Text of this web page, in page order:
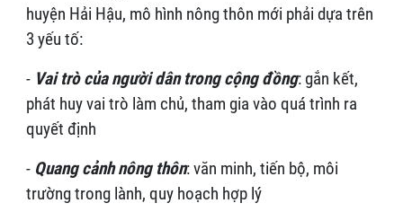
huyện Hải Hậu, mô hình nông thôn mới phải dựa trên
3 yếu tố:
- Vai trò của người dân trong cộng đồng: gắn kết,
phát huy vai trò làm chủ, tham gia vào quá trình ra
quyết định
- Quang cảnh nông thôn: văn minh, tiến bộ, môi
trường trong lành, quy hoạch hợp lý